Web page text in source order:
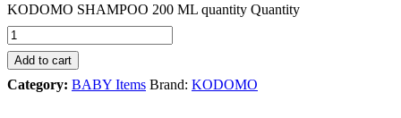
KODOMO SHAMPOO 200 ML quantity Quantity
Add to cart
Category: BABY Items Brand: KODOMO